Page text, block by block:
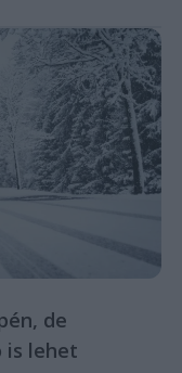
de
is lehet